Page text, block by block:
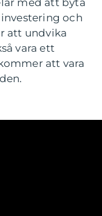
och
att undvika
vara ett
att vara